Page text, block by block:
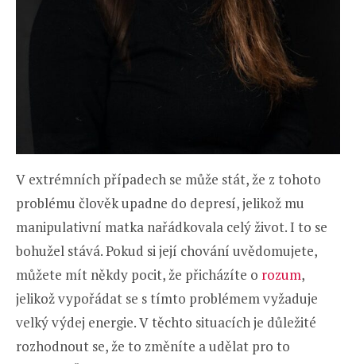
V extrémních případech se může stát, že z tohoto
problému člověk upadne do depresí, jelikož mu
manipulativní matka nařádkovala celý život. I to se
bohužel stává. Pokud si její chování uvědomujete,
můžete mít někdy pocit, že přicházíte o rozum,
jelikož vypořádat se s tímto problémem vyžaduje
velký výdej energie. V těchto situacích je důležité
rozhodnout se, že to změníte a udělat pro to